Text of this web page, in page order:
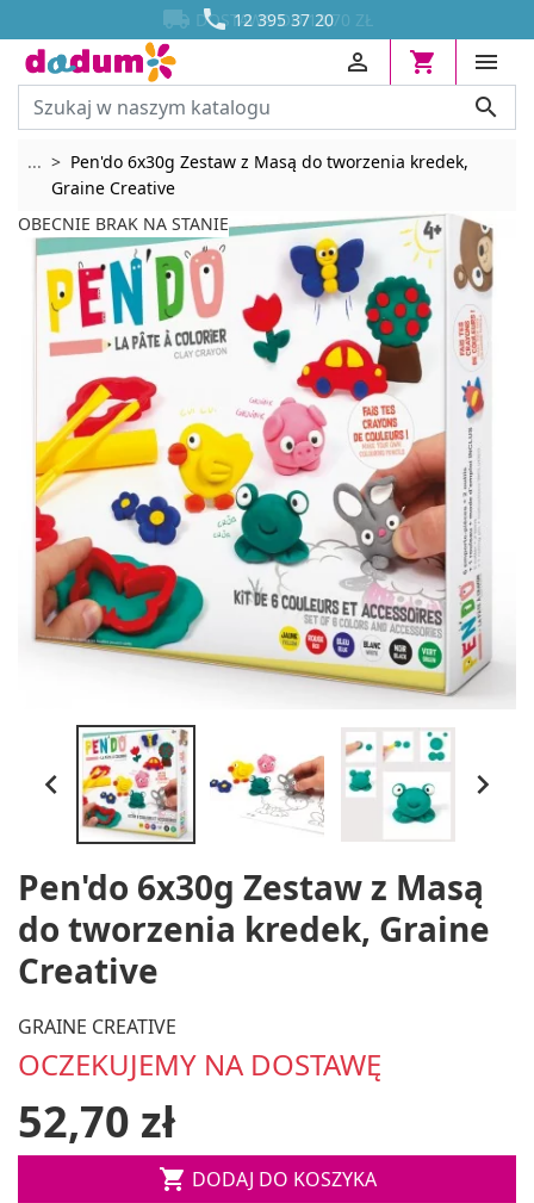
 12 395 37 20
 DOSTAWA OD 13,70 ZŁ






... Rozwiń breadcrumbs
Pen'do 6x30g Zestaw z Masą do tworzenia kredek,
Graine Creative
OBECNIE BRAK NA STANIE
 
Pen'do 6x30g Zestaw z Masą
do tworzenia kredek, Graine
Creative
GRAINE CREATIVE
OCZEKUJEMY NA DOSTAWĘ
52,70 zł
 DODAJ DO KOSZYKA